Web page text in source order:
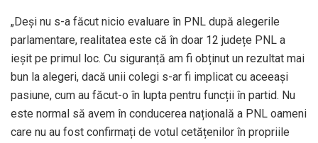
„Deși nu s-a făcut nicio evaluare în PNL după alegerile
parlamentare, realitatea este că în doar 12 județe PNL a
ieșit pe primul loc. Cu siguranță am fi obținut un rezultat mai
bun la alegeri, dacă unii colegi s-ar fi implicat cu aceeași
pasiune, cum au făcut-o în lupta pentru funcții în partid. Nu
este normal să avem în conducerea națională a PNL oameni
care nu au fost confirmați de votul cetățenilor în propriile